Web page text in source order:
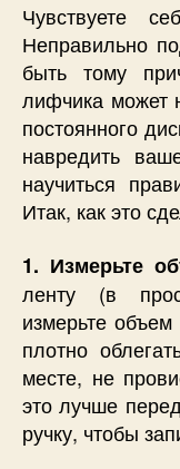
Чувствуете
Неправильно
быть тому
лифчика может
постоянного
навредить
научиться
Итак, как это
1. Измерьте
ленту (в
измерьте
плотно
месте, не
это лучше
ручку, чтобы